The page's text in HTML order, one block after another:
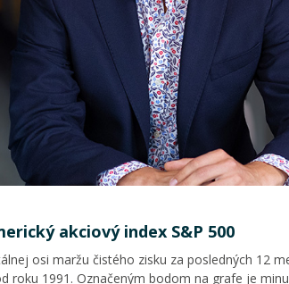
akciový index S&P 500
osi maržu čistého zisku za posledných 12
roku 1991. Označeným bodom na grafe je